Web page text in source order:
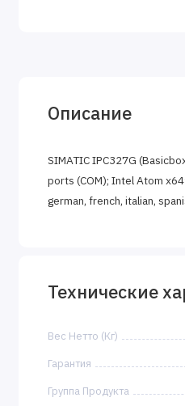
Описание
SIMATIC IPC327G
ports (COM); Intel Atom
german, french, italian,
Технические
Вес Нетто (Кг)
Гарантия
Группа Продукта